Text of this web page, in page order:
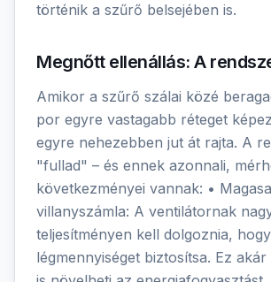
történik a szűrő belsejében is.
Megnőtt ellenállás: A
Amikor a szűrő szálai közé
por egyre vastagabb réteget
egyre nehezebben jut át rajta. A
"fullad" – és ennek azonnali,
következményei vannak: •
villanyszámla: A ventilátornak
teljesítményen kell dolgoznia,
légmennyiséget biztosítsa. Ez